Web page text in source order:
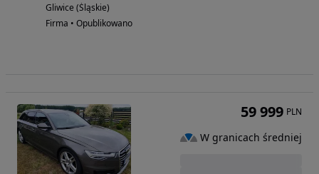
Gliwice (Śląskie)
Firma • Opublikowano
59 999 PLN
W granicach średniej